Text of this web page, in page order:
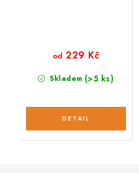
Skladem (>5 ks)
od 229 Kč